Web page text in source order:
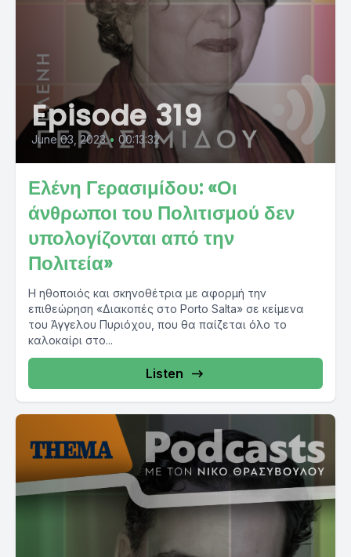
Episode 319
June 03, 2023 • 00:13:32
Ελένη Γερασιμίδου: «Οι
άνθρωποι του Πολιτισμού δεν
υπολογίζονται από την
Πολιτεία»
Η ηθοποιός και σκηνοθέτρια με αφορμή την
επιθεώρηση «Διακοπές στο Porto Salta» σε κείμενα
του Άγγελου Πυριόχου, που θα παίζεται όλο το
καλοκαίρι στο...
Listen